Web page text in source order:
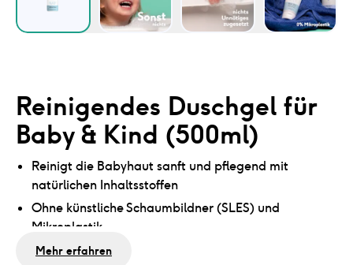
Reinigendes Duschgel für
Baby & Kind (500ml)
Reinigt die Babyhaut sanft und pflegend mit
natürlichen Inhaltsstoffen
Ohne künstliche Schaumbildner (SLES) und
Mikroplastik
Mit sanftem Duft, frei von den 26 häufigsten
Mehr erfahren